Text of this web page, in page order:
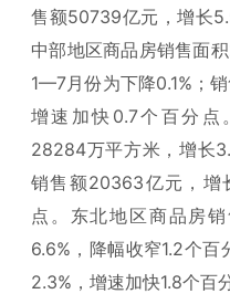
售额50739亿元，增长
中部地区商品房销售面
1—7月份为下降0.1%；
增速加快0.7个百分点
28284万平方米，增长
销售额20363亿元，增
点。东北地区商品房
6.6%，降幅收窄1.2个
2.3%，增速加快1.8个百